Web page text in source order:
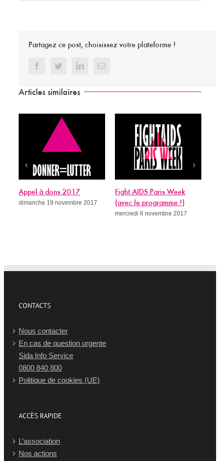
Partagez ce post, choisissez votre plateforme !
FacebookTwitterLinkedInEmail
Articles similaires
Appel à dons 2017
dimanche 19 novembre 2017
Fight AIDS Paris Week
(avec le programme !)
mercredi 8 novembre 2017
CONTACTS
Nous contacter
En cas de question urgente
Sida Info Service
0800 840 800
Politique de cookies (UE)
ACCÈS RAPIDE
L’association
Nos actions